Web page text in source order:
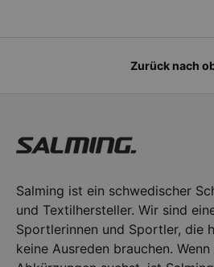
Zurück nach
Salming ist ein schwedischer
und Textilhersteller. Wir sind
Sportlerinnen und Sportler, die
keine Ausreden brauchen.